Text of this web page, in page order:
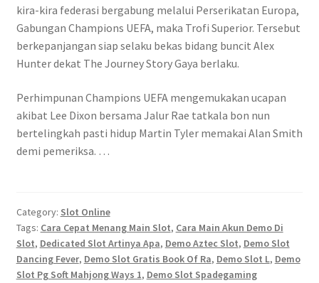
kira-kira federasi bergabung melalui Perserikatan Europa,
Gabungan Champions UEFA, maka Trofi Superior. Tersebut
berkepanjangan siap selaku bekas bidang buncit Alex
Hunter dekat The Journey Story Gaya berlaku.
Perhimpunan Champions UEFA mengemukakan ucapan
akibat Lee Dixon bersama Jalur Rae tatkala bon nun
bertelingkah pasti hidup Martin Tyler memakai Alan Smith
demi pemeriksa. …
Category: Slot Online
Tags: Cara Cepat Menang Main Slot, Cara Main Akun Demo Di
Slot, Dedicated Slot Artinya Apa, Demo Aztec Slot, Demo Slot
Dancing Fever, Demo Slot Gratis Book Of Ra, Demo Slot L, Demo
Slot Pg Soft Mahjong Ways 1, Demo Slot Spadegaming